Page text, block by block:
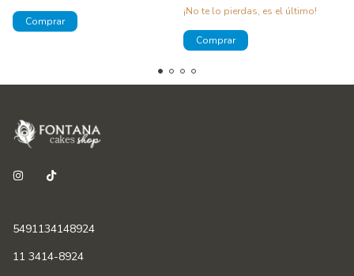
¡No te lo pierdas, es el último!
5491134148924
11 3414-8924